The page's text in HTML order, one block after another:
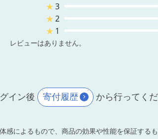
★3
★2
★ 1
レビューはありません。
イン後 寄付履歴 から行ってくだ
によるもので、商品の効果や性能を保証するも